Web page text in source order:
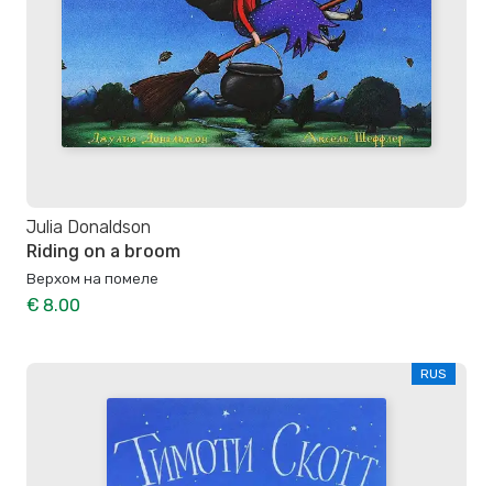
Julia Donaldson
Riding on a broom
Верхом на помеле
€ 8.00
RUS